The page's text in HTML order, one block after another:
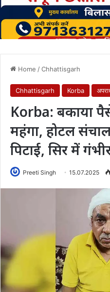
Home /Chhattisgarh
Chhattisgarh Korba
Korba: बकाया
महंगा, होटल
पिटाई, सिर में
Preeti Singh 15.07.2025